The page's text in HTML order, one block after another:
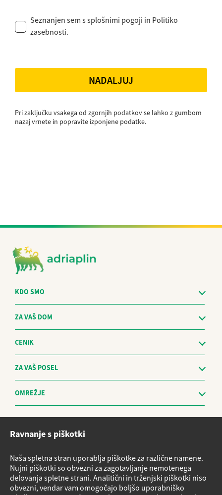
Seznanjen sem ssplošnimi pogoji in Politiko
zasebnosti.
NADALJUJ
Pri zaključku vsakega od zgornjih podatkov se lahko z gumbom
nazaj vrnete in popravite izponjene podatke.
KDO SMO
ZA VAŠ DOM
CENIK
ZA VAŠ POSEL
OMREŽJE
Sistem za prijavo nepravilnosti in obravnavo prijaviteljev - The
Vloge za storitve
Načrt nujnih ukrepov v primeru izrednih razmer
Ravnanje s piškotki
Naša spletna stran uporablja piškotke za različne namene.
Nujni piškotki so obvezni za zagotavljanje nemotenega
delovanja spletne strani. Analitični in trženjski piškotki niso
obvezni, vendar vam omogočajo boljšo uporabniško